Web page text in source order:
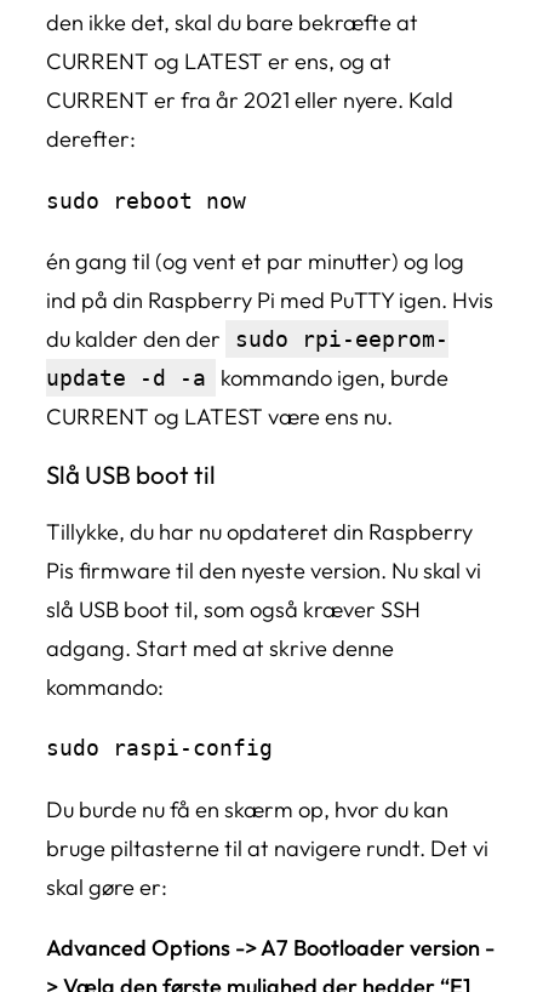
den ikke det, skal du bare bekræfte at
CURRENT og LATEST er ens, og at
CURRENT er fra år 2021 eller nyere. Kald
derefter:
sudo reboot now
én gang til (og vent et par minutter) og log
ind på din Raspberry Pi med PuTTY igen. Hvis
du kalder den der
sudo rpi-eeprom-
update -d -a
kommando igen, burde
CURRENT og LATEST være ens nu.
Slå USB boot til
Tillykke, du har nu opdateret din Raspberry
Pis firmware til den nyeste version. Nu skal vi
slå USB boot til, som også kræver SSH
adgang. Start med at skrive denne
kommando:
sudo raspi-config
Du burde nu få en skærm op, hvor du kan
bruge piltasterne til at navigere rundt. Det vi
skal gøre er:
Advanced Options -> A7 Bootloader version -
> Vælg den første mulighed der hedder “E1